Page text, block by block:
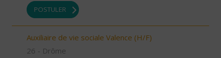
POSTULER
Auxiliaire de vie sociale Valence (H/F)
26 - Drôme